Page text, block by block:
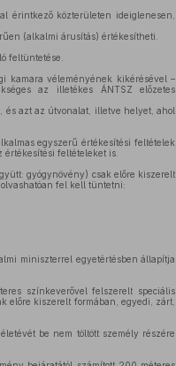
érintkező közterületen ideiglenesen,
(alkalmi árusítás) értékesítheti.
feltüntetése.
kamara véleményének kikérésével –
az illetékes ÁNTSZ előzetes
azt az útvonalat, illetve helyet, ahol
egyszerű értékesítési feltételek
feltételeket is.
gyógynövény) csak előre kiszerelt
olvashatóan fel kell tüntetni:
miniszterrel egyetértésben állapítja
színkeverővel felszerelt speciális
előre kiszerelt formában, egyedi, zárt,
be nem töltött személy részére